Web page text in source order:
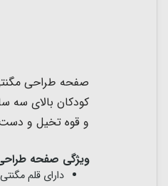
صفحه طراحی
کودکان بالای سه
و قوه تخیل و
ویژگی صفحه
دارای قلم مگنتی